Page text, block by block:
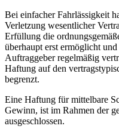
Bei einfacher Fahrlässigkeit
Verletzung wesentlicher
Erfüllung die
überhaupt erst ermöglicht
Auftraggeber regelmäßig
Haftung auf den
begrenzt.
Eine Haftung für mittelbare
Gewinn, ist im Rahmen der
ausgeschlossen.